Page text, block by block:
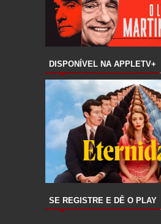
DISPONÍVEL NA APPLETV+
SE REGISTRE E DÊ O PLAY